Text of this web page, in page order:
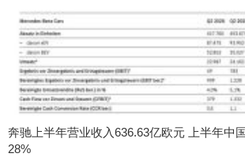
奔驰上半年营业收入636.63亿欧元 上半年中
28%